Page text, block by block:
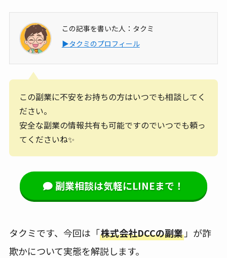
この記事を書いた人：タクミ
▶タクミのプロフィール
この副業に不安をお持ちの方はいつでも相談してく
ださい。
安全な副業の情報共有も可能ですのでいつでも頼っ
てくださいね✨
副業相談は気軽にLINEまで！
タクミです、今回は「株式会社DCCの副業」が詐
欺かについて実態を解説します。